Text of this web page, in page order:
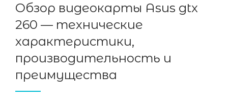
Обзор видеокарты Asus gtx
260 — технические
характеристики,
производительность и
преимущества